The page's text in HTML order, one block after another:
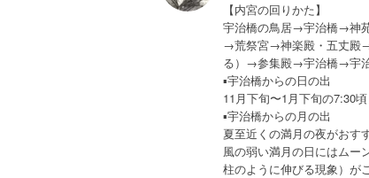
【内宮の回りかた】
宇治橋の鳥居→宇治橋→神
→荒祭宮→神楽殿・五丈殿
る）→参集殿→宇治橋→宇
▪️宇治橋からの日の出
11月下旬〜1月下旬の7:30頃
▪️宇治橋からの月の出
夏至近くの満月の夜がおす
風の弱い満月の日にはムー
柱のように伸びる現象）が